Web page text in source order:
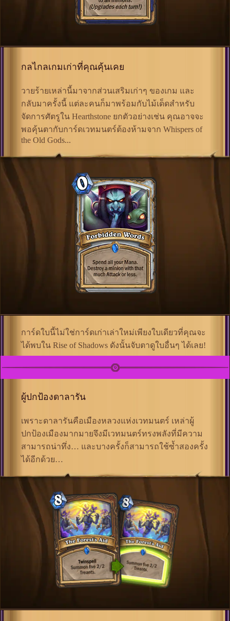
กลไกลเกมเก่าที่คุณคุ้นเคย
วายร้ายเหล่านี้มาจากส่วนเสริมเก่าๆ ของเกม และ
กลับมาครั้งนี้ แต่ละคนก็มาพร้อมกับไม้เด็ดสำหรับ
จัดการศัตรูใน Hearthstone ยกตัวอย่างเช่น คุณอาจจะ
พอคุ้นตากับการ์ดเวทมนตร์ต้องห้ามจาก Whispers of
the Old Gods...
การ์ดใบนี้ไม่ใช่การ์ดเก่าเล่าใหม่เพียงใบเดียวที่คุณจะ
ได้พบใน Rise of Shadows ดังนั้นจับตาดูใบอื่นๆ ได้เลย!
ผู้ปกป้องดาลารัน
เพราะดาลารันคือเมืองหลวงแห่งเวทมนตร์ เหล่าผู้
ปกป้องเมืองมากมายจึงมีเวทมนตร์ทรงพลังที่มีความ
สามารถน่าทึ่ง… และบางครั้งก็สามารถใช้ซ้ำสองครั้ง
ได้อีกด้วย…